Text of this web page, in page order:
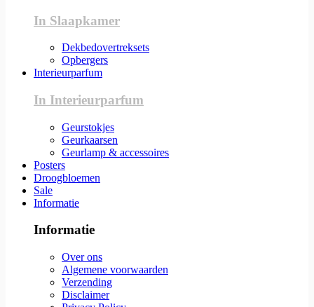
In Slaapkamer
Dekbedovertreksets
Opbergers
Interieurparfum
In Interieurparfum
Geurstokjes
Geurkaarsen
Geurlamp & accessoires
Posters
Droogbloemen
Sale
Informatie
Informatie
Over ons
Algemene voorwaarden
Verzending
Disclaimer